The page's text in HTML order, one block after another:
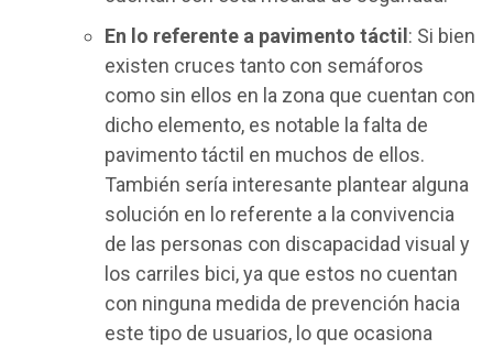
En lo referente a pavimento táctil : Si bien
existen cruces tanto con semáforos
como sin ellos en la zona que cuentan con
dicho elemento, es notable la falta de
pavimento táctil en muchos de ellos.
También sería interesante plantear alguna
solución en lo referente a la convivencia
de las personas con discapacidad visual y
los carriles bici, ya que estos no cuentan
con ninguna medida de prevención hacia
este tipo de usuarios, lo que ocasiona